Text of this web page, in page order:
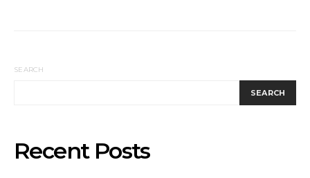
SEARCH
SEARCH
Recent Posts